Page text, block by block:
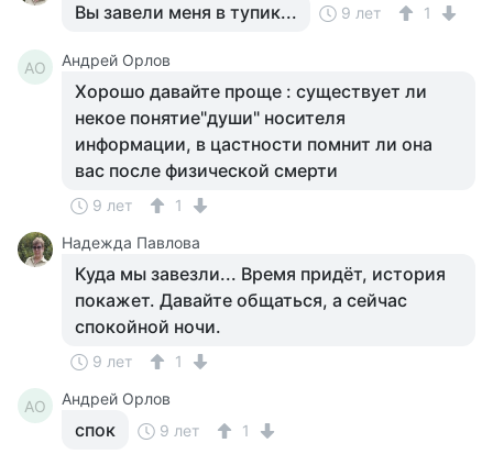
Вы завели меня в тупик... 9 лет 1
АО Андрей Орлов
Хорошо давайте проще : существует ли
некое понятие"души" носителя
информации, в цастности помнит ли она
вас после физической смерти
9 лет
1
Надежда Павлова
Куда мы завезли... Время придёт, история
покажет. Давайте общаться, а сейчас
спокойной ночи.
9 лет 1
АО Андрей Орлов
спок 9 лет 1